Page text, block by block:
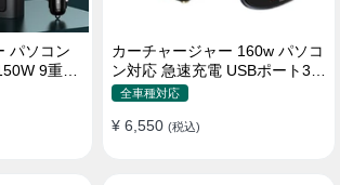
パソコン
9重保
静音タイ
カーチャージャー 160w パソコ
ン対応 急速充電 USBポート3つ
Type-C シガーソケット
全車種対応
¥ 6,550 (税込)